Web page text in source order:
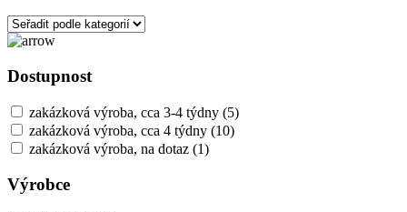
Dostupnost
zakázková výroba, cca 3-4 týdny (5)
zakázková výroba, cca 4 týdny (10)
zakázková výroba, na dotaz (1)
Výrobce